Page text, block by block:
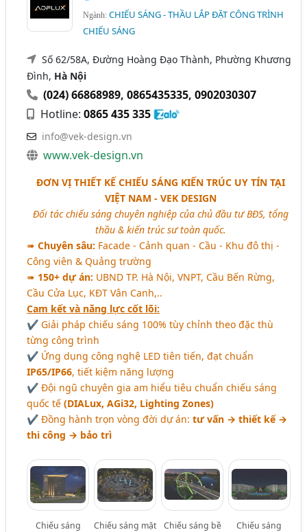
Ngành:CHIẾU SÁNG - THẦU LẮP ĐẶT CÔNG TRÌNH
CHIẾU SÁNG
Số 62/58A, Đường Hoàng Đạo Thành, Phường Khương
Đình, Hà Nội
(024) 66868989,0865435335,0902030307
Hotline:0865 435 335
info@vek-design.vn
www.vek-design.vn
ĐƠN VỊ THIẾT KẾ CHIẾU SÁNG KIẾN TRÚC UY TÍN TẠI
VIỆT NAM - VEK DESIGN
Đối tác chiếu sáng chuyên nghiệp của chủ đầu tư BĐS, tổng
thầu & kiến trúc sư toàn quốc.
➠Chuyên sâu: Facade - Cảnh quan - Cầu - Khu đô thị -
Công viên & Quảng trường
➠ 150+ dự án: UBND TP. Hà Nội, VNPT, Cầu Bến Rừng,
Cầu Cửa Lục, KĐT Vân Canh,..
Cam kết và năng lực cốt lõi:
✔️ Giải pháp chiếu sáng 100% tùy chỉnh theo đặc thù
từng công trình
✔️ Ứng dụng công nghệ LED tiên tiến, đạt chuẩn
IP65/IP66, tiết kiệm năng lượng
✔️ Đội ngũ chuyên gia am hiểu tiêu chuẩn chiếu sáng
quốc tế(DIALux, AGi32, Lighting Zones)
✔️ Đồng hành trọn vòng đời dự án:tư vấn → thiết kế →
thi công → bảo trì
Chiếu sáng
Chiếu sáng mặt
Chiếu sáng bề
Chiếu sáng